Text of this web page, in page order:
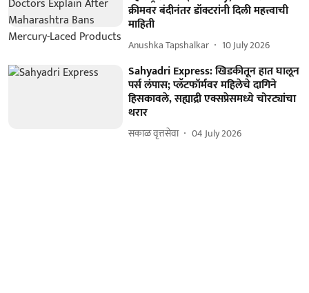
क्रीमवर बंदीनंतर डॉक्टरांनी दिली महत्त्वाची
माहिती
Anushka Tapshalkar 10 July 2026
Sahyadri Express: खिडकीतून हात घालून
पर्स लंपास; प्लॅटफॉर्मवर महिलेचे दागिने
हिसकावले, सह्याद्री एक्सप्रेसमध्ये चोरट्यांचा
थरार
सकाळ वृत्तसेवा 04 July 2026